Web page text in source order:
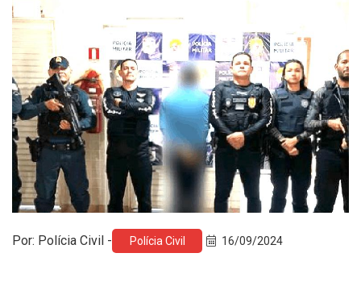
Por: Polícia Civil - Polícia Civil 16/09/2024